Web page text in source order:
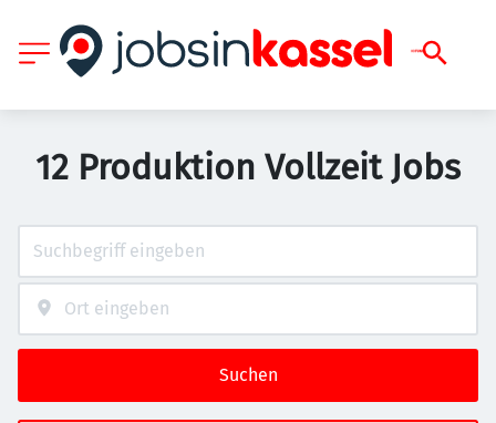
12 Produktion Vollzeit Jobs
Suchen